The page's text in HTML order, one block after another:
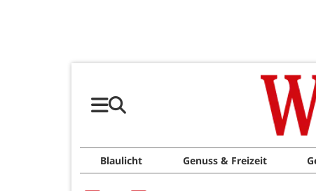
Blaulicht Genuss & Freizeit